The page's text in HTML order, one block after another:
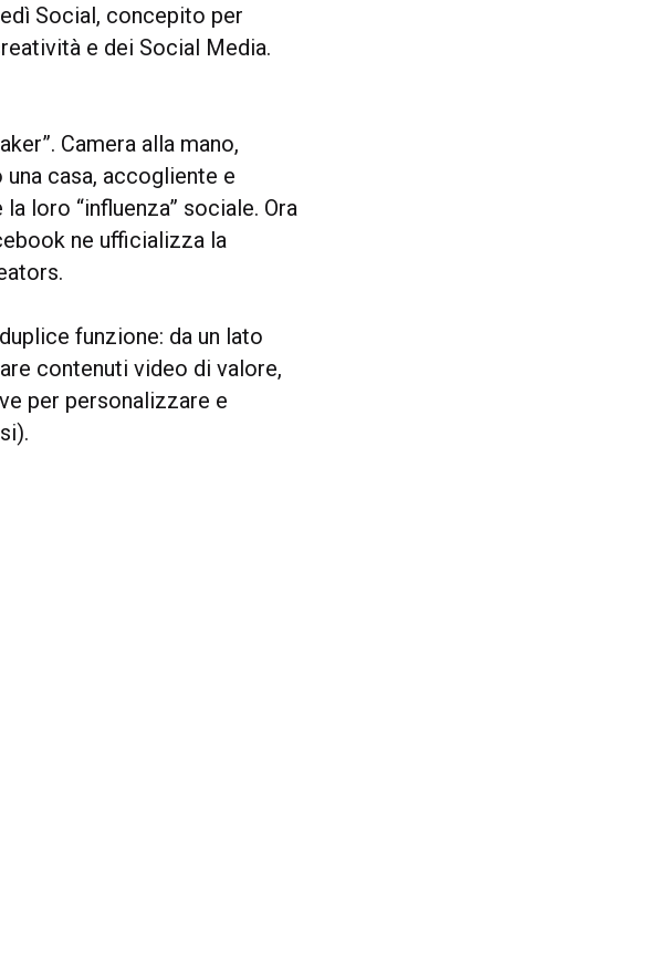
Social, concepito per
e dei Social Media.
Camera alla mano,
casa, accogliente e
loro “influenza” sociale. Ora
ne ufficializza la
funzione: da un lato
contenuti video di valore,
per personalizzare e